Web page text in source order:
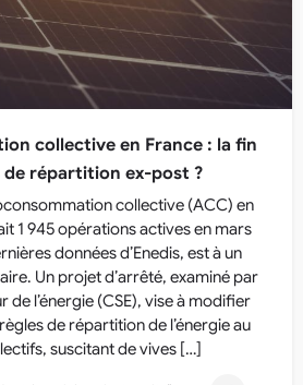
collective en France : la fin
de répartition ex-post ?
collective (ACC) en
1 945 opérations actives en mars
données d’Enedis, est à un
Un projet d’arrêté, examiné par
de l’énergie (CSE), vise à modifier
de répartition de l’énergie au
suscitant de vives […]